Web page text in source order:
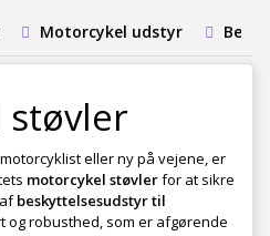
Motorcykel udstyr
støvler
eller ny på vejene, er
motorcykel støvlerfor at sikre
beskyttelsesudstyr til
og robusthed, som er afgørende